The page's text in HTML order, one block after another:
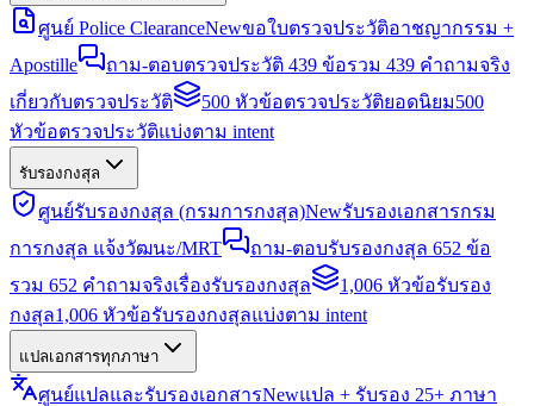
ศูนย์ Police ClearanceNewขอใบตรวจประวัติอาชญากรรม +
Apostille
ถาม-ตอบตรวจประวัติ 439 ข้อรวม 439 คำถามจริง
เกี่ยวกับตรวจประวัติ
500 หัวข้อตรวจประวัติยอดนิยม500
หัวข้อตรวจประวัติแบ่งตาม intent
รับรองกงสุล
ศูนย์รับรองกงสุล (กรมการกงสุล)Newรับรองเอกสารกรม
การกงสุล แจ้งวัฒนะ/MRT
ถาม-ตอบรับรองกงสุล 652 ข้อ
รวม 652 คำถามจริงเรื่องรับรองกงสุล
1,006 หัวข้อรับรอง
กงสุล1,006 หัวข้อรับรองกงสุลแบ่งตาม intent
แปลเอกสารทุกภาษา
ศูนย์แปลและรับรองเอกสารNewแปล + รับรอง 25+ ภาษา